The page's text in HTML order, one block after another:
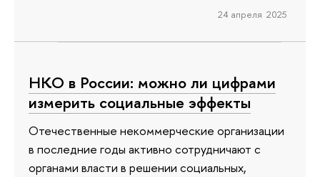
24 апреля 2025
НКО в России: можно ли цифрами
измерить социальные эффекты
Отечественные некоммерческие организации
в последние годы активно сотрудничают с
органами власти в решении социальных,